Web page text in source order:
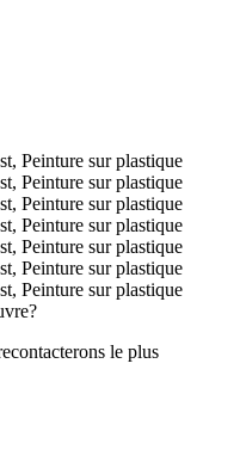
le plus